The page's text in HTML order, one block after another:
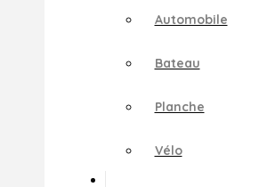
Automobile
Bateau
Planche
Vélo